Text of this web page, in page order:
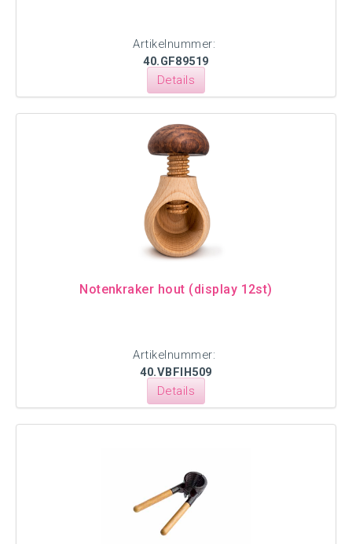
Artikelnummer:
40.GF89519
Details
Notenkraker hout (display 12st)
Artikelnummer:
40.VBFIH509
Details